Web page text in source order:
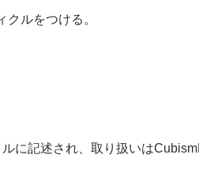
ルをつける。
に記述され、取り扱いは